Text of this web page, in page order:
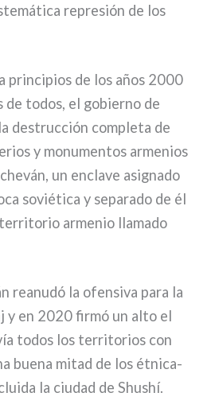
repre­sión de los
prin­ci­pios de los años 2000
todos, el gobier­no de
destruc­ción com­ple­ta de
y monu­men­tos arme­nios
un encla­ve asi­gna­do
sovié­ti­ca y sepa­ra­do de él
arme­nio lla­ma­do
rea­nu­dó la ofen­si­va para la
y en 2020 fir­mó un alto el
todos los ter­ri­to­rios con
bue­na mitad de los étni­ca­
la ciu­dad de Shushí.